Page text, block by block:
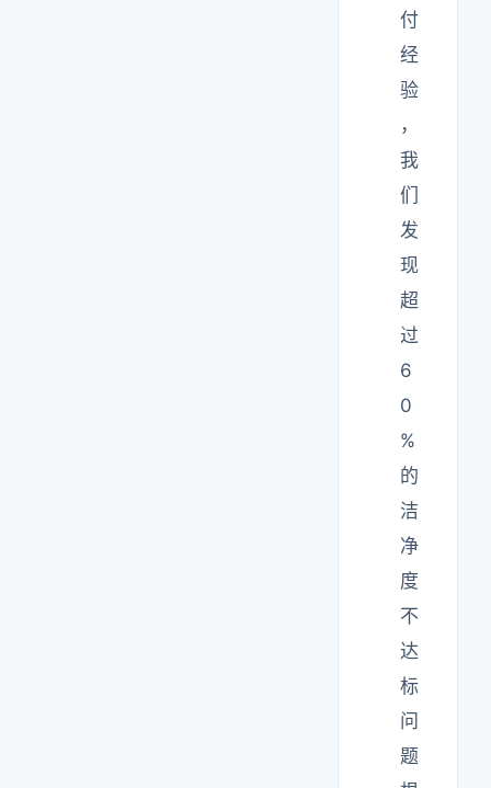
付
经
验
，
我
们
发
现
超
过
6
0
%
的
洁
净
度
不
达
标
问
题